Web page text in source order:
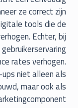
ze correct zijn
tools die de
Echter, bij
rates verhogen.
niet alleen als
maar ook als